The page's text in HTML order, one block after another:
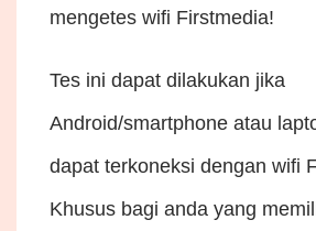
mengetes wifi Firstmedia!
Tes ini dapat dilakukan jika
Android/smartphone atau
dapat terkoneksi dengan wifi
Khusus bagi anda yang